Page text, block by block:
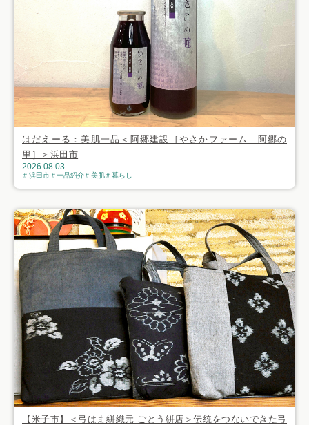
はだえーる：美肌一品＜阿郷建設［やさかファーム 阿郷の
里］＞浜田市
2026.08.03
浜田市 一品紹介 美肌 暮らし
【米子市】＜弓はま絣織元 ごとう絣店＞伝統をつないできた弓